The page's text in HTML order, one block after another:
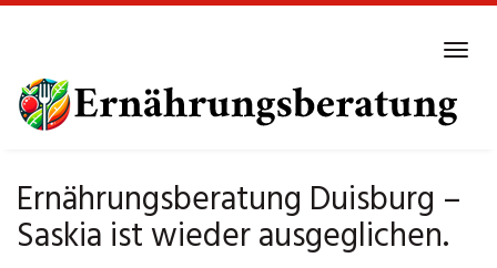
main
content
Ernährungsberatung Duisburg –
Saskia ist wieder ausgeglichen.